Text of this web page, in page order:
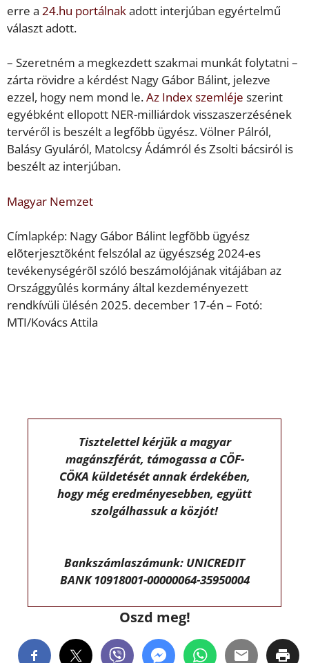
erre a 24.hu portálnakadott interjúban egyértelmű
választ adott.
– Szeretném a megkezdett szakmai munkát folytatni –
zárta rövidre a kérdést Nagy Gábor Bálint, jelezve
ezzel, hogy nem mond le.Az Index szemléje szerint
egyébként ellopott NER-milliárdok visszaszerzésének
tervéről is beszélt a legfőbb ügyész. Völner Pálról,
Balásy Gyuláról, Matolcsy Ádámról és Zsolti bácsiról is
beszélt az interjúban.
Magyar Nemzet
Címlapkép: Nagy Gábor Bálint legfõbb ügyész
elõterjesztõként felszólal az ügyészség 2024-es
tevékenységérõl szóló beszámolójának vitájában az
Országgyûlés kormány által kezdeményezett
rendkívüli ülésén 2025. december 17-én – Fotó:
MTI/Kovács Attila
Tisztelettel kérjük a magyar
magánszférát, támogassa a CÖF-
CÖKA küldetését annak érdekében,
hogy még eredményesebben, együtt
szolgálhassuk a közjót!
Bankszámlaszámunk: UNICREDIT
BANK 10918001-00000064-35950004
Oszd meg!